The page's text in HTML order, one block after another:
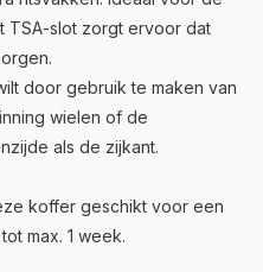
TSA-slot zorgt ervoor dat
door gebruik te maken van
wielen of de
als de zijkant.
koffer geschikt voor een
max. 1 week.